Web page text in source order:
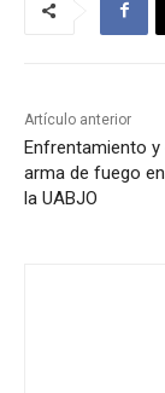
Artículo anterior
Enfrentamiento y
arma de fuego
la UABJO